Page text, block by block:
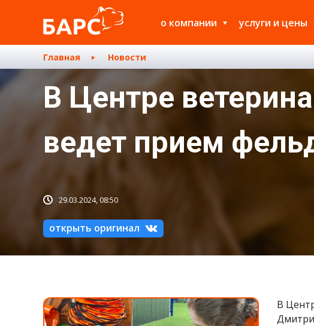
о компании услуги и цены
Главная Новости
В Центре
ведет прием
29.03.2024, 08:50
открыть оригинал
В